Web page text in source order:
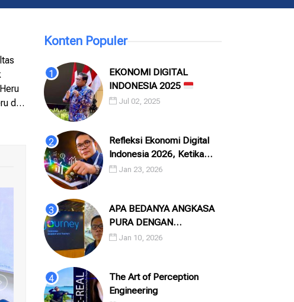
dan
Konten Populer
EKONOMI DIGITAL
INDONESIA 2025
Jul 02, 2025
Refleksi Ekonomi Digital
Indonesia 2026, Ketika
Angka, Algoritma, dan
Jan 23, 2026
APA BEDANYA ANGKASA
PURA DENGAN
INJOURNEY?
Jan 10, 2026
The Art of Perception
Engineering